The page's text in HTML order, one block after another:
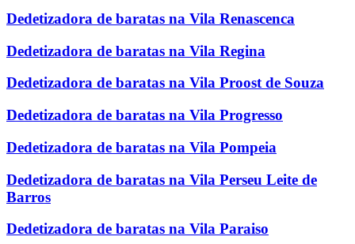
Dedetizadora de baratas na Vila Renascenca
Dedetizadora de baratas na Vila Regina
Dedetizadora de baratas na Vila Proost de Souza
Dedetizadora de baratas na Vila Progresso
Dedetizadora de baratas na Vila Pompeia
Dedetizadora de baratas na Vila Perseu Leite de
Barros
Dedetizadora de baratas na Vila Paraiso